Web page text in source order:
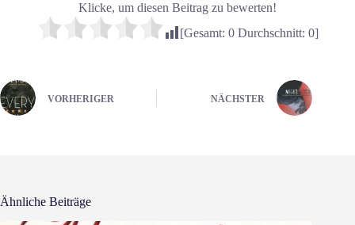
Klicke, um diesen Beitrag zu bewerten!
[Gesamt: 0Durchschnitt: 0]
VORHERIGER NÄCHSTER
Ähnliche Beiträge